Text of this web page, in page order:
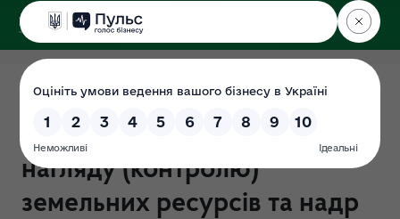
ДЕРЖЕКОІНСПЕКЦІЯ
Поліського округу
Головний спеціаліст відділу
державного екологічного
нагляду (контролю)
земельних ресурсів та надр